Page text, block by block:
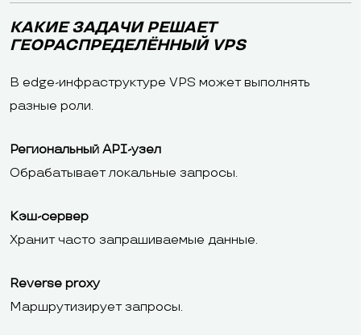
КАКИЕ ЗАДАЧИ РЕШАЕТ
ГЕОРАСПРЕДЕЛЁННЫЙ VPS
В edge-инфраструктуре VPS может выполнять
разные роли.
Региональный API-узел
Обрабатывает локальные запросы.
Кэш-сервер
Хранит часто запрашиваемые данные.
Reverse proxy
Маршрутизирует запросы.